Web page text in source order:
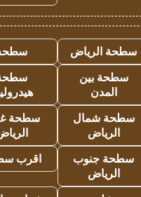
سطحة الرياض
سطحة بين
المدن
سطحة شمال
الرياض
سطحة
سطحة جنوب
الرياض
اقرب